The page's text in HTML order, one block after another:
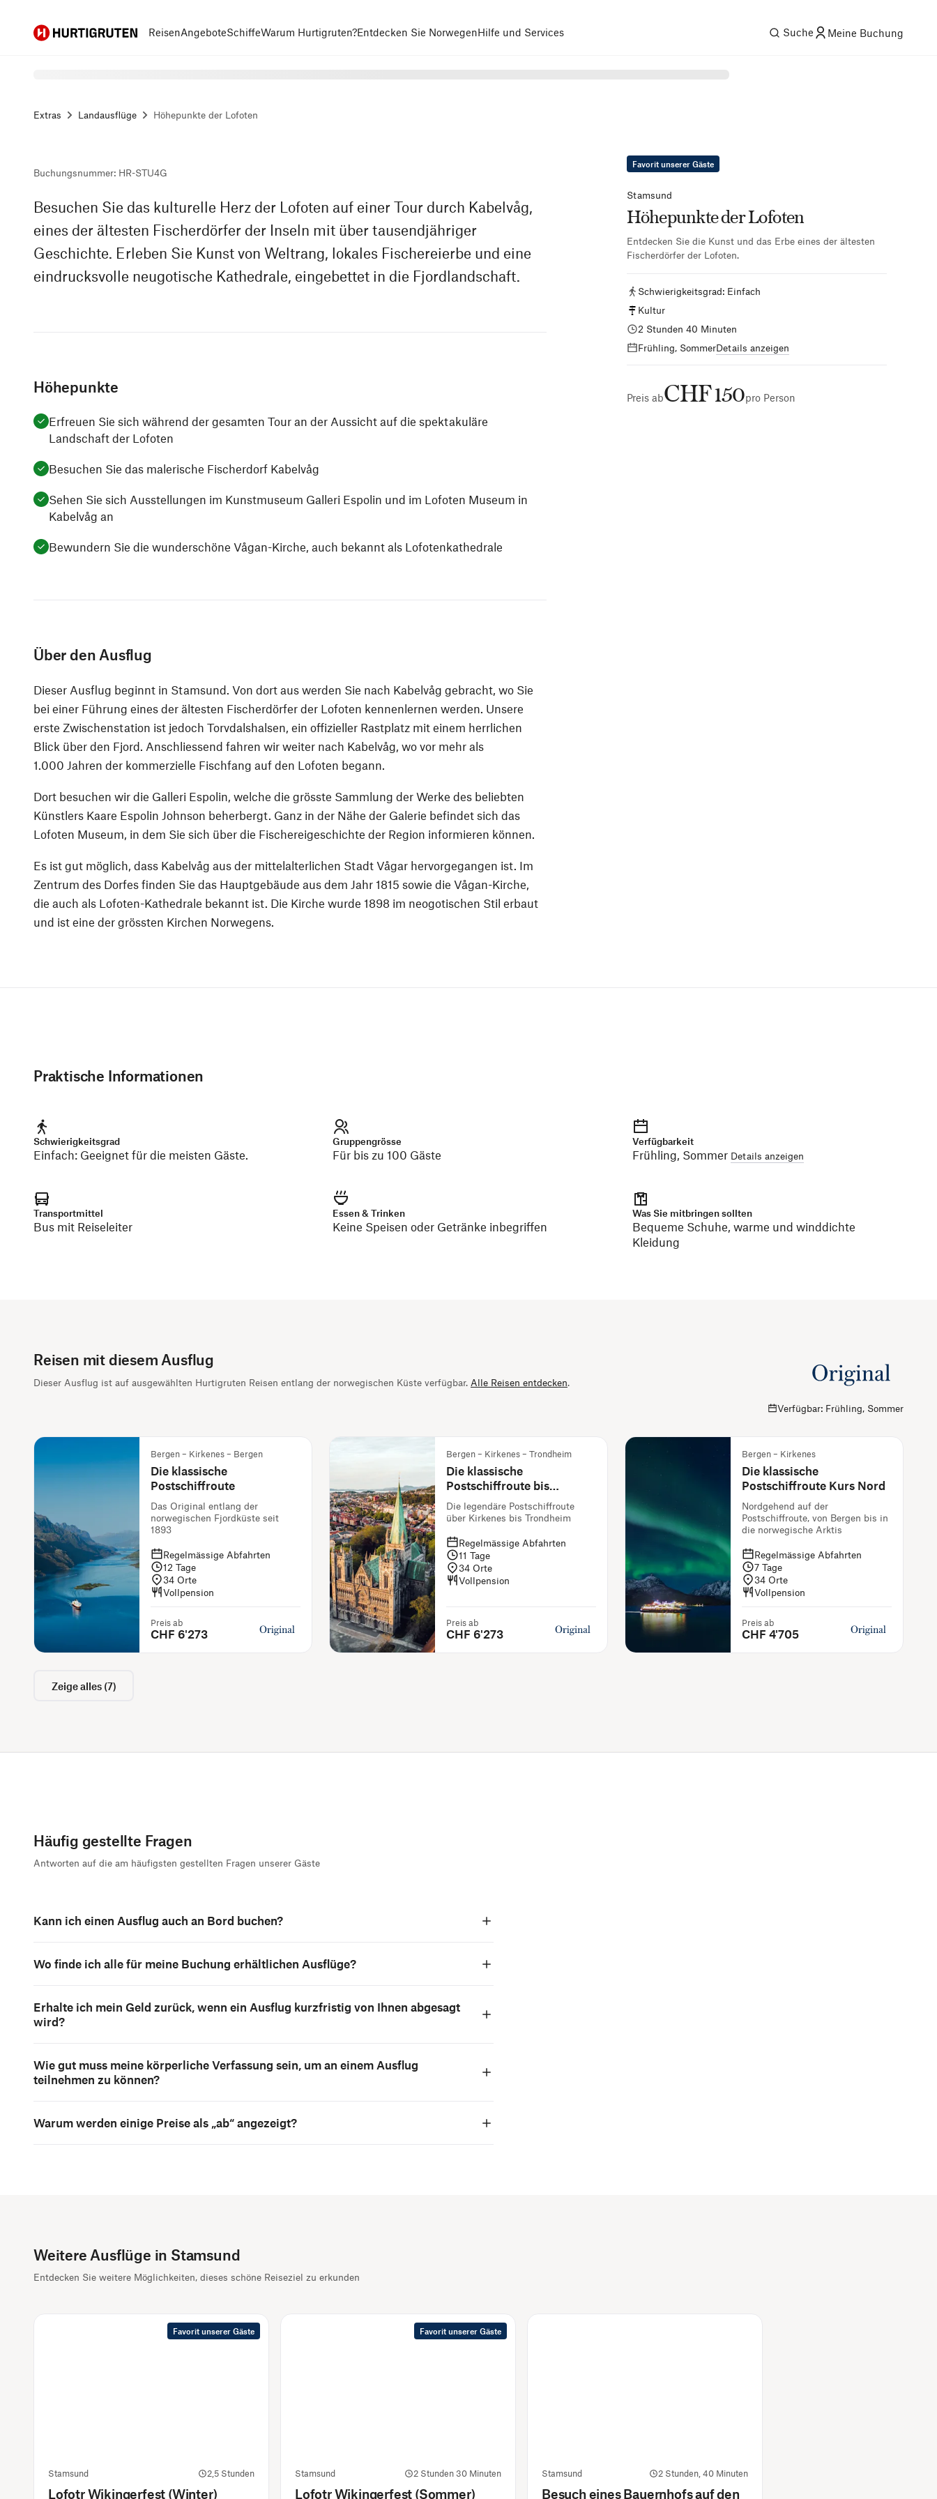
Hurtigruten ReisenAngeboteSchiffeWarum Hurtigruten?Entdecken Sie NorwegenHilfe und Services Suche Meine Buchung
Extras Landausflüge Höhepunkte der Lofoten
Buchungsnummer: HR-STU4G
Besuchen Sie das kulturelle Herz der Lofoten auf einer Tour durch Kabelvåg,
eines der ältesten Fischerdörfer der Inseln mit über tausendjähriger
Geschichte. Erleben Sie Kunst von Weltrang, lokales Fischereierbe und eine
eindrucksvolle neugotische Kathedrale, eingebettet in die Fjordlandschaft.
Höhepunkte
Erfreuen Sie sich während der gesamten Tour an der Aussicht auf die spektakuläre
Landschaft der Lofoten
Besuchen Sie das malerische Fischerdorf Kabelvåg
Sehen Sie sich Ausstellungen im Kunstmuseum Galleri Espolin und im Lofoten Museum in
Kabelvåg an
Bewundern Sie die wunderschöne Vågan-Kirche, auch bekannt als Lofotenkathedrale
Über den Ausflug
Dieser Ausflug beginnt in Stamsund. Von dort aus werden Sie nach Kabelvåg gebracht, wo Sie
bei einer Führung eines der ältesten Fischerdörfer der Lofoten kennenlernen werden. Unsere
erste Zwischenstation ist jedoch Torvdalshalsen, ein offizieller Rastplatz mit einem herrlichen
Blick über den Fjord. Anschliessend fahren wir weiter nach Kabelvåg, wo vor mehr als
1.000 Jahren der kommerzielle Fischfang auf den Lofoten begann.
Dort besuchen wir die Galleri Espolin, welche die grösste Sammlung der Werke des beliebten
Künstlers Kaare Espolin Johnson beherbergt. Ganz in der Nähe der Galerie befindet sich das
Lofoten Museum, in dem Sie sich über die Fischereigeschichte der Region informieren können.
Es ist gut möglich, dass Kabelvåg aus der mittelalterlichen Stadt Vågar hervorgegangen ist. Im
Zentrum des Dorfes finden Sie das Hauptgebäude aus dem Jahr 1815 sowie die Vågan-Kirche,
die auch als Lofoten-Kathedrale bekannt ist. Die Kirche wurde 1898 im neogotischen Stil erbaut
und ist eine der grössten Kirchen Norwegens.
Favorit unserer Gäste
Stamsund
Höhepunkte der Lofoten
Entdecken Sie die Kunst und das Erbe eines der ältesten
Fischerdörfer der Lofoten.
Schwierigkeitsgrad: Einfach
Kultur
2 Stunden 40 Minuten
Frühling, SommerDetails anzeigen
Preis abCHF 150pro Person
Praktische Informationen
Schwierigkeitsgrad
Einfach: Geeignet für die meisten Gäste.
Gruppengrösse
Für bis zu 100 Gäste
Verfügbarkeit
Frühling, Sommer Details anzeigen
Transportmittel
Bus mit Reiseleiter
Essen & Trinken
Keine Speisen oder Getränke inbegriffen
Was Sie mitbringen sollten
Bequeme Schuhe, warme und winddichte
Kleidung
Reisen mit diesem Ausflug
Dieser Ausflug ist auf ausgewählten Hurtigruten Reisen entlang der norwegischen Küste verfügbar. Alle Reisen entdecken.
Verfügbar: Frühling, Sommer
Bergen – Kirkenes – Bergen
Die klassische
Postschiffroute
Das Original entlang der
norwegischen Fjordküste seit
1893
Regelmässige Abfahrten
12 Tage
34 Orte
Vollpension
Preis ab
CHF 6'273
Bergen – Kirkenes – Trondheim
Die klassische
Postschiffroute bis
Trondheim
Die legendäre Postschiffroute
über Kirkenes bis Trondheim
Regelmässige Abfahrten
11 Tage
34 Orte
Vollpension
Preis ab
CHF 6'273
Bergen – Kirkenes
Die klassische
Postschiffroute Kurs Nord
Nordgehend auf der
Postschiffroute, von Bergen bis in
die norwegische Arktis
Regelmässige Abfahrten
7 Tage
34 Orte
Vollpension
Preis ab
CHF 4'705
Zeige alles(7)
Häufig gestellte Fragen
Antworten auf die am häufigsten gestellten Fragen unserer Gäste
Kann ich einen Ausflug auch an Bord buchen?
Wo finde ich alle für meine Buchung erhältlichen Ausflüge?
Erhalte ich mein Geld zurück, wenn ein Ausflug kurzfristig von Ihnen abgesagt
wird?
Wie gut muss meine körperliche Verfassung sein, um an einem Ausflug
teilnehmen zu können?
Warum werden einige Preise als „ab“ angezeigt?
Weitere Ausflüge in Stamsund
Entdecken Sie weitere Möglichkeiten, dieses schöne Reiseziel zu erkunden
Favorit unserer Gäste
Stamsund 2,5 Stunden
Lofotr Wikingerfest (Winter)
Favorit unserer Gäste
Stamsund 2 Stunden 30 Minuten
Lofotr Wikingerfest (Sommer)
Stamsund 2 Stunden, 40 Minuten
Besuch eines Bauernhofs auf den